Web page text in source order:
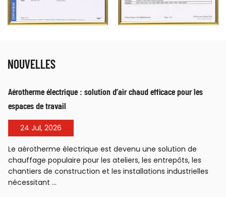
NOUVELLES
Aérotherme électrique : solution d’air chaud efficace pour les
espaces de travail
24 Jul, 2026
Le aérotherme électrique est devenu une solution de
chauffage populaire pour les ateliers, les entrepôts, les
chantiers de construction et les installations industrielles
nécessitant ...